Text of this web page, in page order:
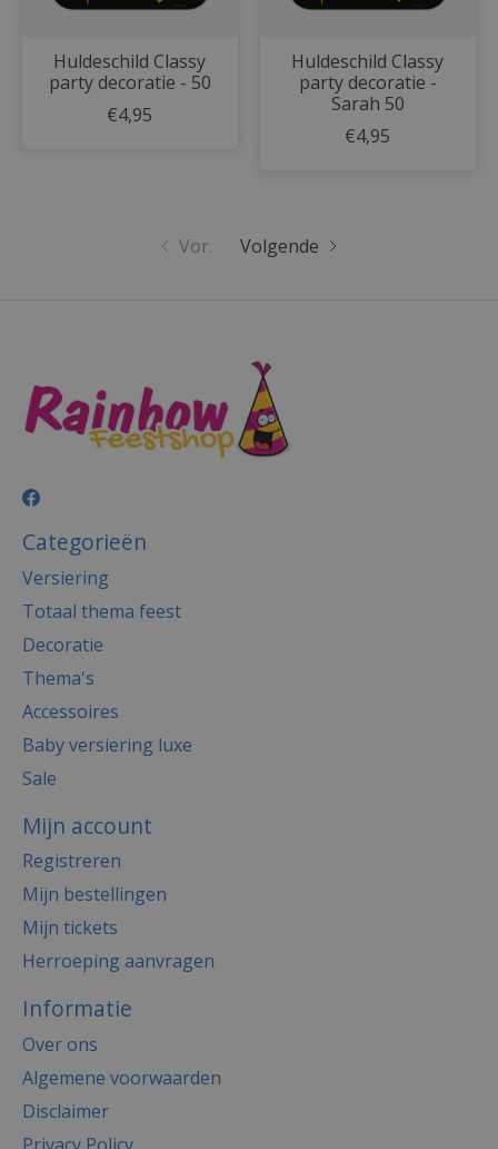
Huldeschild Classy
party decoratie - 50
€4,95
Huldeschild Classy
party decoratie -
Sarah 50
€4,95
Vor. Volgende
Categorieën
Versiering
Totaal thema feest
Decoratie
Thema's
Accessoires
Baby versiering luxe
Sale
Mijn account
Registreren
Mijn bestellingen
Mijn tickets
Herroeping aanvragen
Informatie
Over ons
Algemene voorwaarden
Disclaimer